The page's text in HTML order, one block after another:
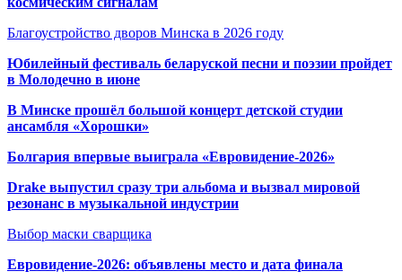
Благоустройство дворов Минска в 2026 году
Юбилейный фестиваль беларуской песни и поэзии пройдет
в Молодечно в июне
В Минске прошёл большой концерт детской студии
ансамбля «Хорошки»
Болгария впервые выиграла «Евровидение-2026»
Drake выпустил сразу три альбома и вызвал мировой
резонанс в музыкальной индустрии
Выбор маски сварщика
Евровидение-2026: объявлены место и дата финала